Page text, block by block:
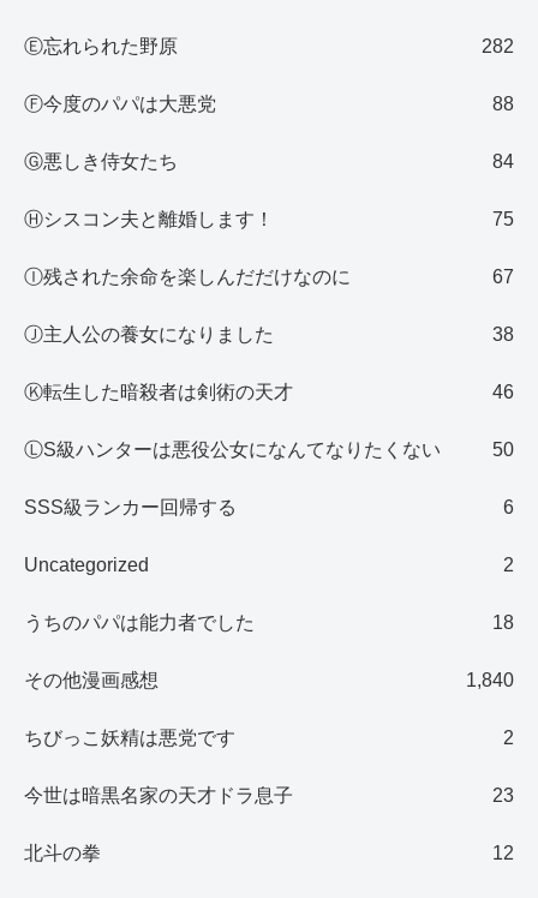
Ⓔ忘れられた野原 282
Ⓕ今度のパパは大悪党 88
Ⓖ悪しき侍女たち 84
Ⓗシスコン夫と離婚します！ 75
Ⓘ残された余命を楽しんだだけなのに 67
Ⓙ主人公の養女になりました 38
Ⓚ転生した暗殺者は剣術の天才 46
ⓁS級ハンターは悪役公女になんてなりたくない 50
SSS級ランカー回帰する 6
Uncategorized 2
うちのパパは能力者でした 18
その他漫画感想 1,840
ちびっこ妖精は悪党です 2
今世は暗黒名家の天才ドラ息子 23
北斗の拳 12